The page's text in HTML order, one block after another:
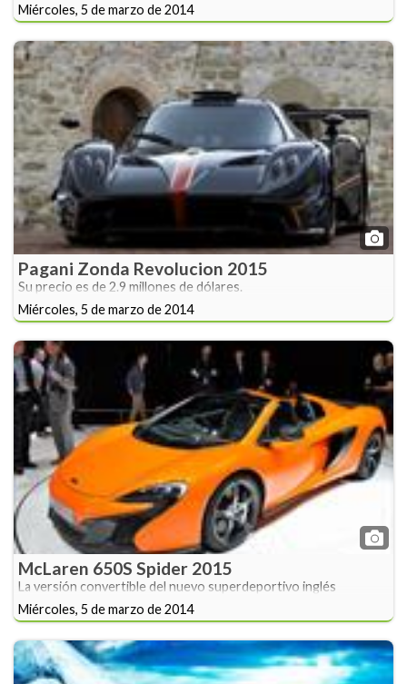
accionamiento hidráulico, asientos de carreras fabricados en
fibra de carbono, housing del turbocargador y escape de titanio
hecho con impresora de 3D.
Miércoles, 5 de marzo de 2014
Pagani Zonda Revolucion 2015
Su precio es de 2.9 millones de dólares.
Miércoles, 5 de marzo de 2014
McLaren 650S Spider 2015
La versión convertible del nuevo superdeportivo inglés
Miércoles, 5 de marzo de 2014